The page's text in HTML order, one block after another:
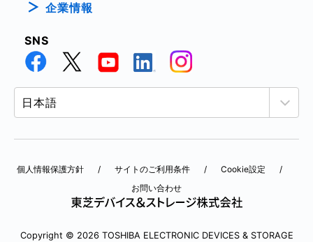
企業情報
SNS
個人情報保護方針 サイトのご利用条件
Cookie設定
お問い合わせ
Copyright © 2026 TOSHIBA ELECTRONIC DEVICES & STORAGE